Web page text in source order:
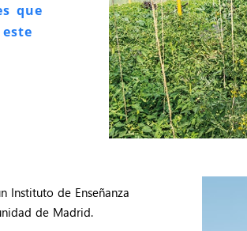
que
Instituto de Enseñanza
de Madrid.